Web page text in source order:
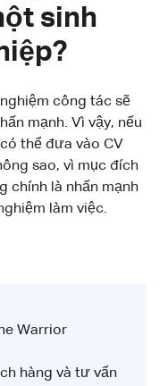
sinh
công tác sẽ
mạnh. Vì vậy, nếu
thể đưa vào CV
sao, vì mục đích
chính là nhấn mạnh
làm việc.
Warrior
hàng và tư vấn